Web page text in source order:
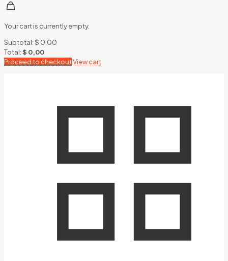
Your cart is currently empty.
Subtotal:$ 0,00
Total:$ 0,00
Proceed to checkoutView cart